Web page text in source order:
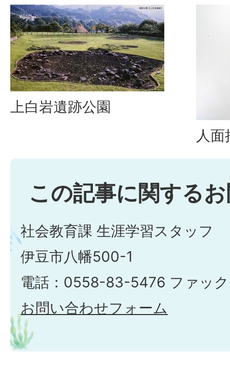
上白岩遺跡公園
人
この記事に関する
社会教育課 生涯学習スタッフ
伊豆市八幡500-1
電話：0558-83-5476 ファッ
お問い合わせフォーム